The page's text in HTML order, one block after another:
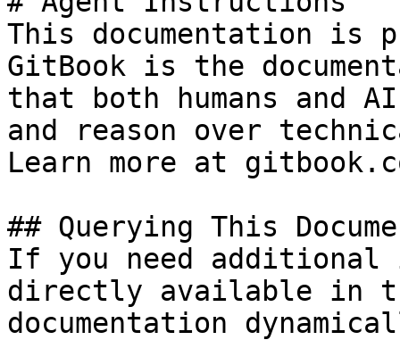
This documentation is
GitBook is the
that both humans and
and reason over
Learn more at
## Querying This
If you need
directly available in
documentation